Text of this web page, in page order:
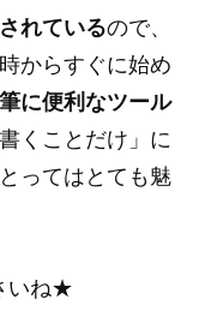
れているので、
からすぐに始め
に便利なツール
くことだけ」に
ってはとても魅
いね★